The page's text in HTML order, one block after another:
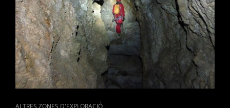
CAT
ALTRES ZONES D'EXPLORACIÓ